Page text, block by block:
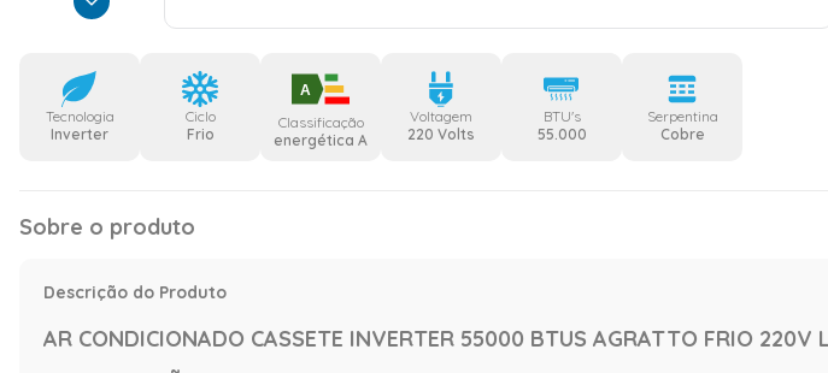
Tecnologia
Inverter
Ciclo
Frio
A
Classificação
energética A
Voltagem
220 Volts
BTU's
55.000
Serpentina
Cobre
Sobre o produto
Descrição do Produto
AR CONDICIONADO CASSETE INVERTER 55000 BTUS AGRATTO FRIO 220V